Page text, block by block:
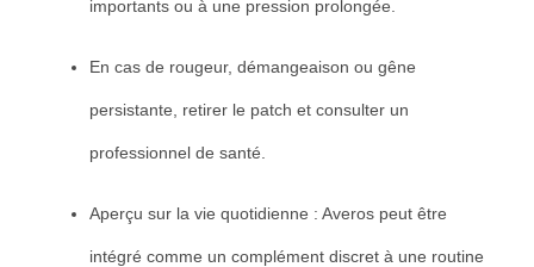
importants ou à une pression prolongée.
En cas de rougeur, démangeaison ou gêne
persistante, retirer le patch et consulter un
professionnel de santé.
Aperçu sur la vie quotidienne : Averos peut être
intégré comme un complément discret à une routine